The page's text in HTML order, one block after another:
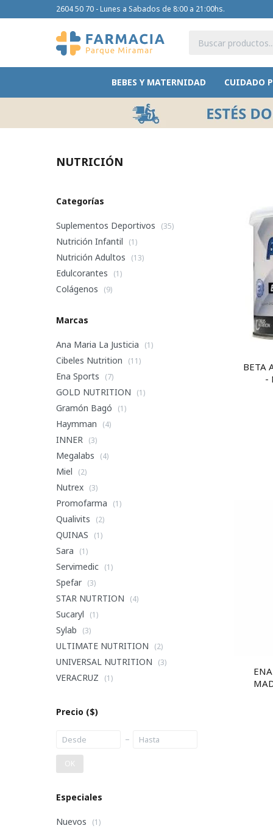
BEBES Y MATERNIDAD CUIDADO
2604 50 70 - Lunes a Sabados de 8:00 a 21:00hs.
NUTRICIÓN
BETA
-
Categorías
Suplementos Deportivos (35)
Nutrición Infantil (1)
Nutrición Adultos (13)
Edulcorantes (1)
Colágenos (9)
Marcas
Ana Maria La Justicia (1)
Cibeles Nutrition (11)
Ena Sports (7)
GOLD NUTRITION (1)
Gramón Bagó (1)
Haymman (4)
INNER (3)
Megalabs (4)
Miel (2)
Nutrex (3)
Promofarma (1)
Qualivits (2)
QUINAS (1)
Sara (1)
Servimedic (1)
Spefar (3)
STAR NUTRTION (4)
Sucaryl (1)
Sylab (3)
ULTIMATE NUTRITION (2)
UNIVERSAL NUTRITION (3)
VERACRUZ (1)
Precio ($)
OK
Especiales
Nuevos (1)